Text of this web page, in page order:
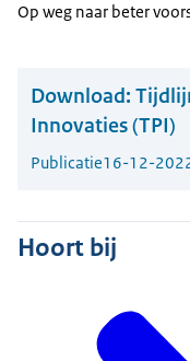
Op weg naar beter
Download:
Innovaties (TPI)
Publicatie16-12-
Hoort bij